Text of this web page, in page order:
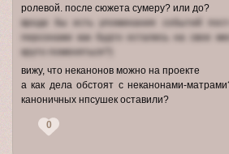
ролевой. после сюжета сумеру? или до?
вроде бы есть упоминания событий
персонажи как будто остались на свое
круто поменяться?)
вижу, что неканонов можно на проекте
а как дела обстоят с неканонами-
каноничных нпсушек оставили?
0